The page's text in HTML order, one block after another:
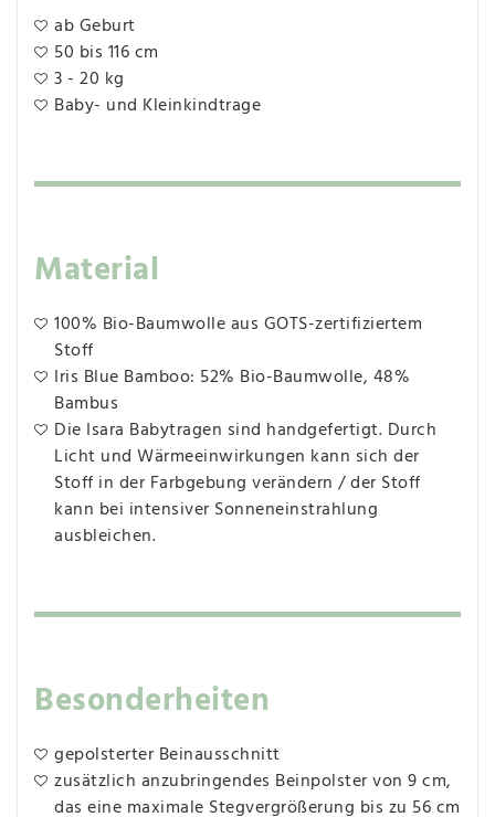
ab Geburt
50 bis 116 cm
3 - 20 kg
Baby- und Kleinkindtrage
Material
100% Bio-Baumwolle aus GOTS-zertifiziertem
Stoff
Iris Blue Bamboo: 52% Bio-Baumwolle, 48%
Bambus
Die Isara Babytragen sind handgefertigt. Durch
Licht und Wärmeeinwirkungen kann sich der
Stoff in der Farbgebung verändern / der Stoff
kann bei intensiver Sonneneinstrahlung
ausbleichen.
Besonderheiten
gepolsterter Beinausschnitt
zusätzlich anzubringendes Beinpolster von 9 cm,
das eine maximale Stegvergrößerung bis zu 56 cm